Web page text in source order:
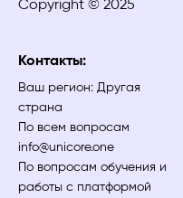
Copyright © 2025
Контакты:
Ваш регион: Другая
страна
По всем вопросам
info@unicore.one
По вопросам обучения и
работы с платформой